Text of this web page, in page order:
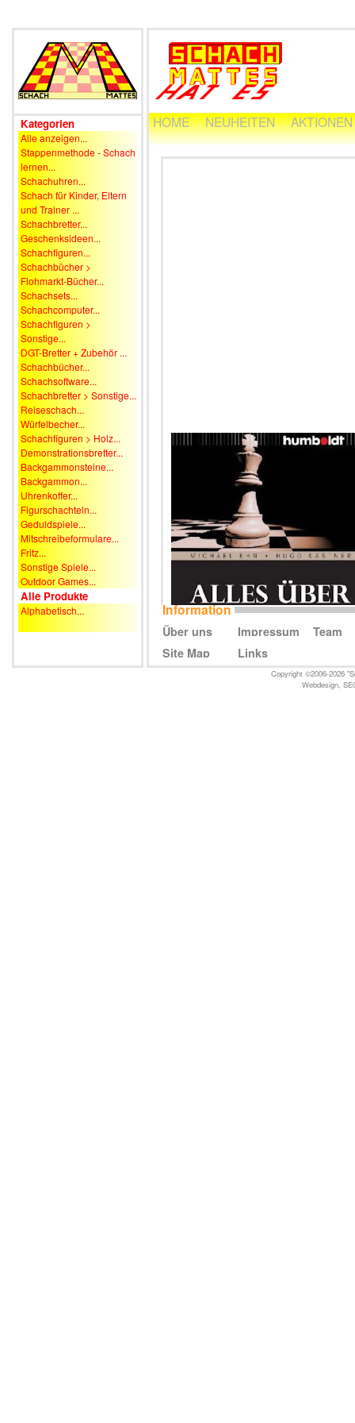
Kategorien
Alle anzeigen...
Stappenmethode - Schach
lernen...
Schachuhren...
Schach für Kinder, Eltern
und Trainer ...
Schachbretter...
Geschenksideen...
Schachfiguren...
Schachbücher >
Flohmarkt-Bücher...
Schachsets...
Schachcomputer...
Schachfiguren >
Sonstige...
DGT-Bretter + Zubehör ...
Schachbücher...
Schachsoftware...
Schachbretter > Sonstige...
Reiseschach...
Würfelbecher...
Schachfiguren > Holz...
Demonstrationsbretter...
Backgammonsteine...
Backgammon...
Uhrenkoffer...
Figurschachteln...
Geduldspiele...
Mitschreibeformulare...
Fritz...
Sonstige Spiele...
Outdoor Games...
Alle Produkte
Alphabetisch...
HOME NEUHEITEN AKTIONEN
Information
Über uns Impressum
Team
Site Map
Links
Copyright ©2006-2026
Webdesign,